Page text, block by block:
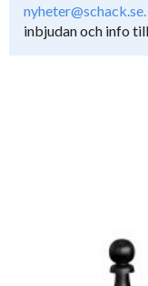
nyheter@schack.se.
inbjudan och info till